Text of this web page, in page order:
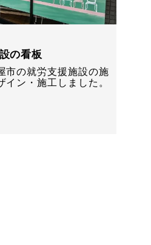
の看板
市の就労支援施設の施
イン・施工しました。